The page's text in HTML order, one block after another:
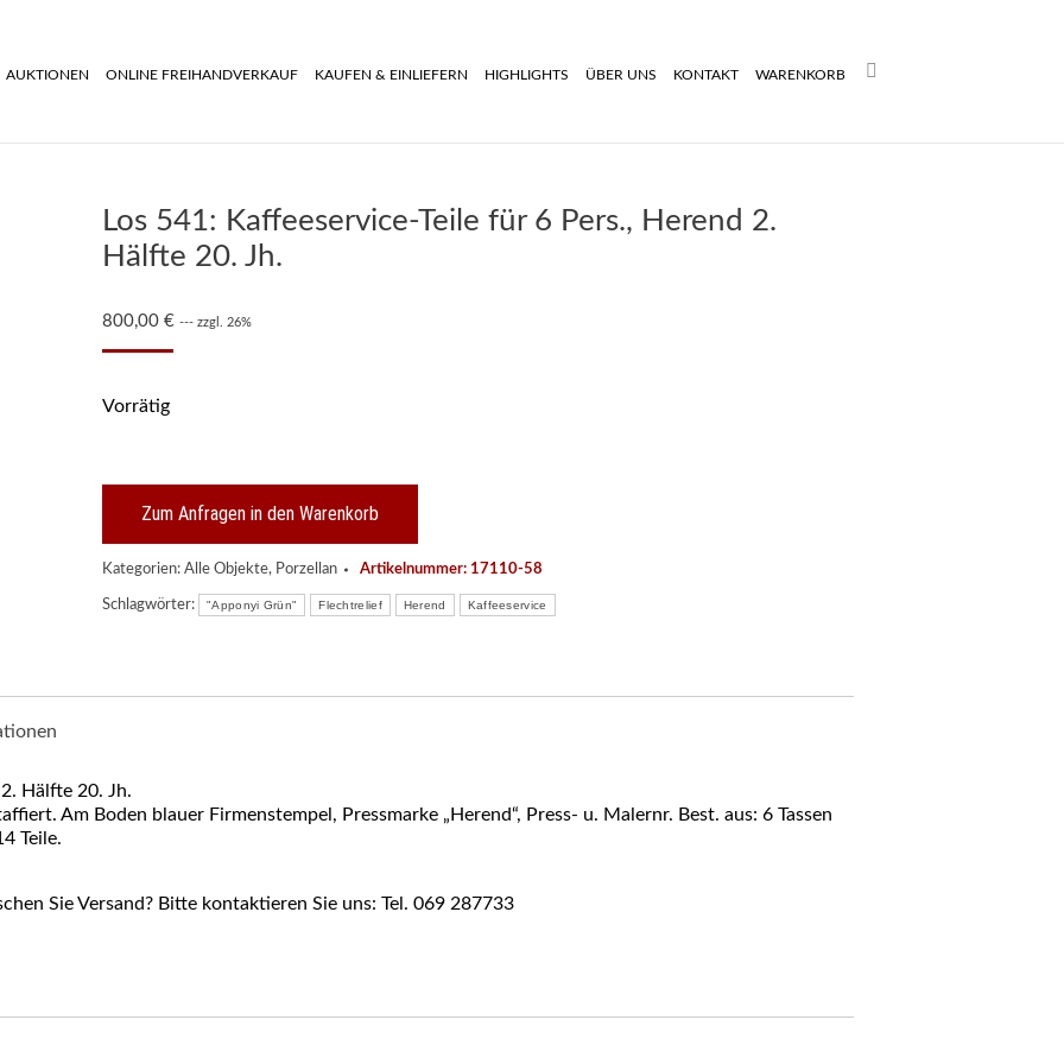
AUKTIONEN ONLINE FREIHANDVERKAUF KAUFEN & EINLIEFERN HIGHLIGHTS ÜBER UNS KONTAKT WARENKORB Search:
Los 541: Kaffeeservice-Teile für 6 Pers., Herend 2.
Hälfte 20. Jh.
800,00 € --- zzgl. 26%
Vorrätig
Zum Anfragen in den Warenkorb
Kategorien: Alle Objekte, Porzellan Artikelnummer: 17110-58
Schlagwörter: "Apponyi Grün" Flechtrelief Herend Kaffeeservice
Hälfte 20. Jh.
Am Boden blauer Firmenstempel, Pressmarke „Herend“, Press- u. Malernr. Best. aus: 6 Tassen
Teile.
Sie Versand? Bitte kontaktieren Sie uns: Tel. 069 287733